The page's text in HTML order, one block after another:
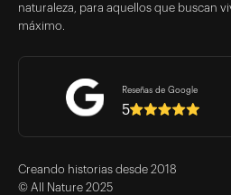
naturaleza, para aquellos que buscan
máximo.
Reseñas de Google
5
Creando historias desde 2018
© All Nature 2025